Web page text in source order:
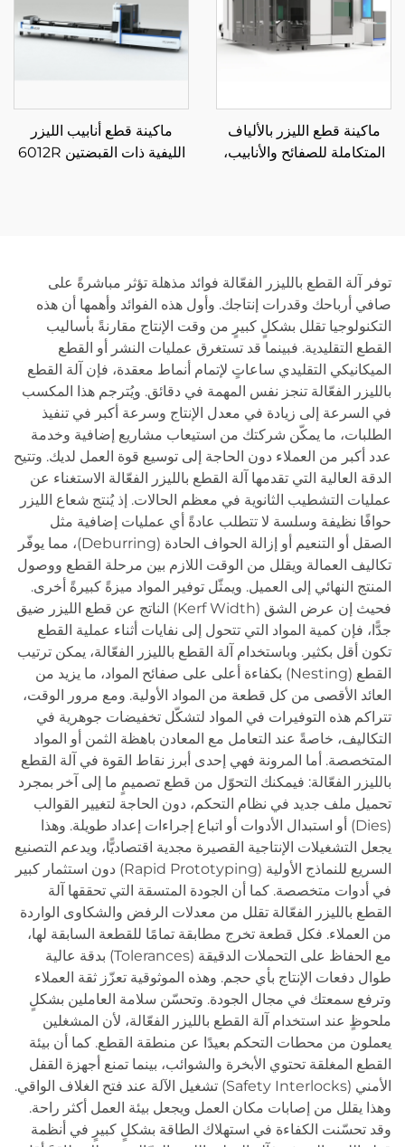
ماكينة قطع الليزر بالألياف
المتكاملة للصفائح والأنابيب،
ماكينة قطع أنابيب الليزر
الليفية ذات القبضتين 6012R
توفر آلة القطع بالليزر الفعّالة فوائد مذهلة تؤثر مباشرةً على
صافي أرباحك وقدرات إنتاجك. وأول هذه الفوائد وأهمها أن هذه
التكنولوجيا تقلل بشكلٍ كبيرٍ من وقت الإنتاج مقارنةً بأساليب
القطع التقليدية. فبينما قد تستغرق عمليات النشر أو القطع
الميكانيكي التقليدي ساعاتٍ لإتمام أنماط معقدة، فإن آلة القطع
بالليزر الفعّالة تنجز نفس المهمة في دقائق. ويُترجم هذا المكسب
في السرعة إلى زيادة في معدل الإنتاج وسرعة أكبر في تنفيذ
الطلبات، ما يمكّن شركتك من استيعاب مشاريع إضافية وخدمة
عدد أكبر من العملاء دون الحاجة إلى توسيع قوة العمل لديك. وتتيح
الدقة العالية التي تقدمها آلة القطع بالليزر الفعّالة الاستغناء عن
عمليات التشطيب الثانوية في معظم الحالات. إذ يُنتج شعاع الليزر
حوافًا نظيفة وسلسة لا تتطلب عادةً أي عمليات إضافية مثل
الصقل أو التنعيم أو إزالة الحواف الحادة (Deburring)، مما يوفّر
تكاليف العمالة ويقلل من الوقت اللازم بين مرحلة القطع ووصول
المنتج النهائي إلى العميل. ويمثّل توفير المواد ميزةً كبيرةً أخرى.
فحيث إن عرض الشق (Kerf Width) الناتج عن قطع الليزر ضيق
جدًّا، فإن كمية المواد التي تتحول إلى نفايات أثناء عملية القطع
تكون أقل بكثير. وباستخدام آلة القطع بالليزر الفعّالة، يمكن ترتيب
القطع (Nesting) بكفاءة أعلى على صفائح المواد، ما يزيد من
العائد الأقصى من كل قطعة من المواد الأولية. ومع مرور الوقت،
تتراكم هذه التوفيرات في المواد لتشكّل تخفيضات جوهرية في
التكاليف، خاصةً عند التعامل مع المعادن باهظة الثمن أو المواد
المتخصصة. أما المرونة فهي إحدى أبرز نقاط القوة في آلة القطع
بالليزر الفعّالة: فيمكنك التحوّل من قطع تصميمٍ ما إلى آخر بمجرد
تحميل ملف جديد في نظام التحكم، دون الحاجة لتغيير القوالب
(Dies) أو استبدال الأدوات أو اتباع إجراءات إعداد طويلة. وهذا
يجعل التشغيلات الإنتاجية القصيرة مجدية اقتصاديًّا، ويدعم التصنيع
السريع للنماذج الأولية (Rapid Prototyping) دون استثمار كبير
في أدوات متخصصة. كما أن الجودة المتسقة التي تحققها آلة
القطع بالليزر الفعّالة تقلل من معدلات الرفض والشكاوى الواردة
من العملاء. فكل قطعة تخرج مطابقة تمامًا للقطعة السابقة لها،
مع الحفاظ على التحملات الدقيقة (Tolerances) بدقة عالية
طوال دفعات الإنتاج بأي حجم. وهذه الموثوقية تعزّز ثقة العملاء
وترفع سمعتك في مجال الجودة. وتحسّن سلامة العاملين بشكلٍ
ملحوظٍ عند استخدام آلة القطع بالليزر الفعّالة، لأن المشغلين
يعملون من محطات التحكم بعيدًا عن منطقة القطع. كما أن بيئة
القطع المغلقة تحتوي الأبخرة والشوائب، بينما تمنع أجهزة القفل
الأمني (Safety Interlocks) تشغيل الآلة عند فتح الغلاف الواقي.
وهذا يقلل من إصابات مكان العمل ويجعل بيئة العمل أكثر راحة.
وقد تحسّنت الكفاءة في استهلاك الطاقة بشكلٍ كبيرٍ في أنظمة